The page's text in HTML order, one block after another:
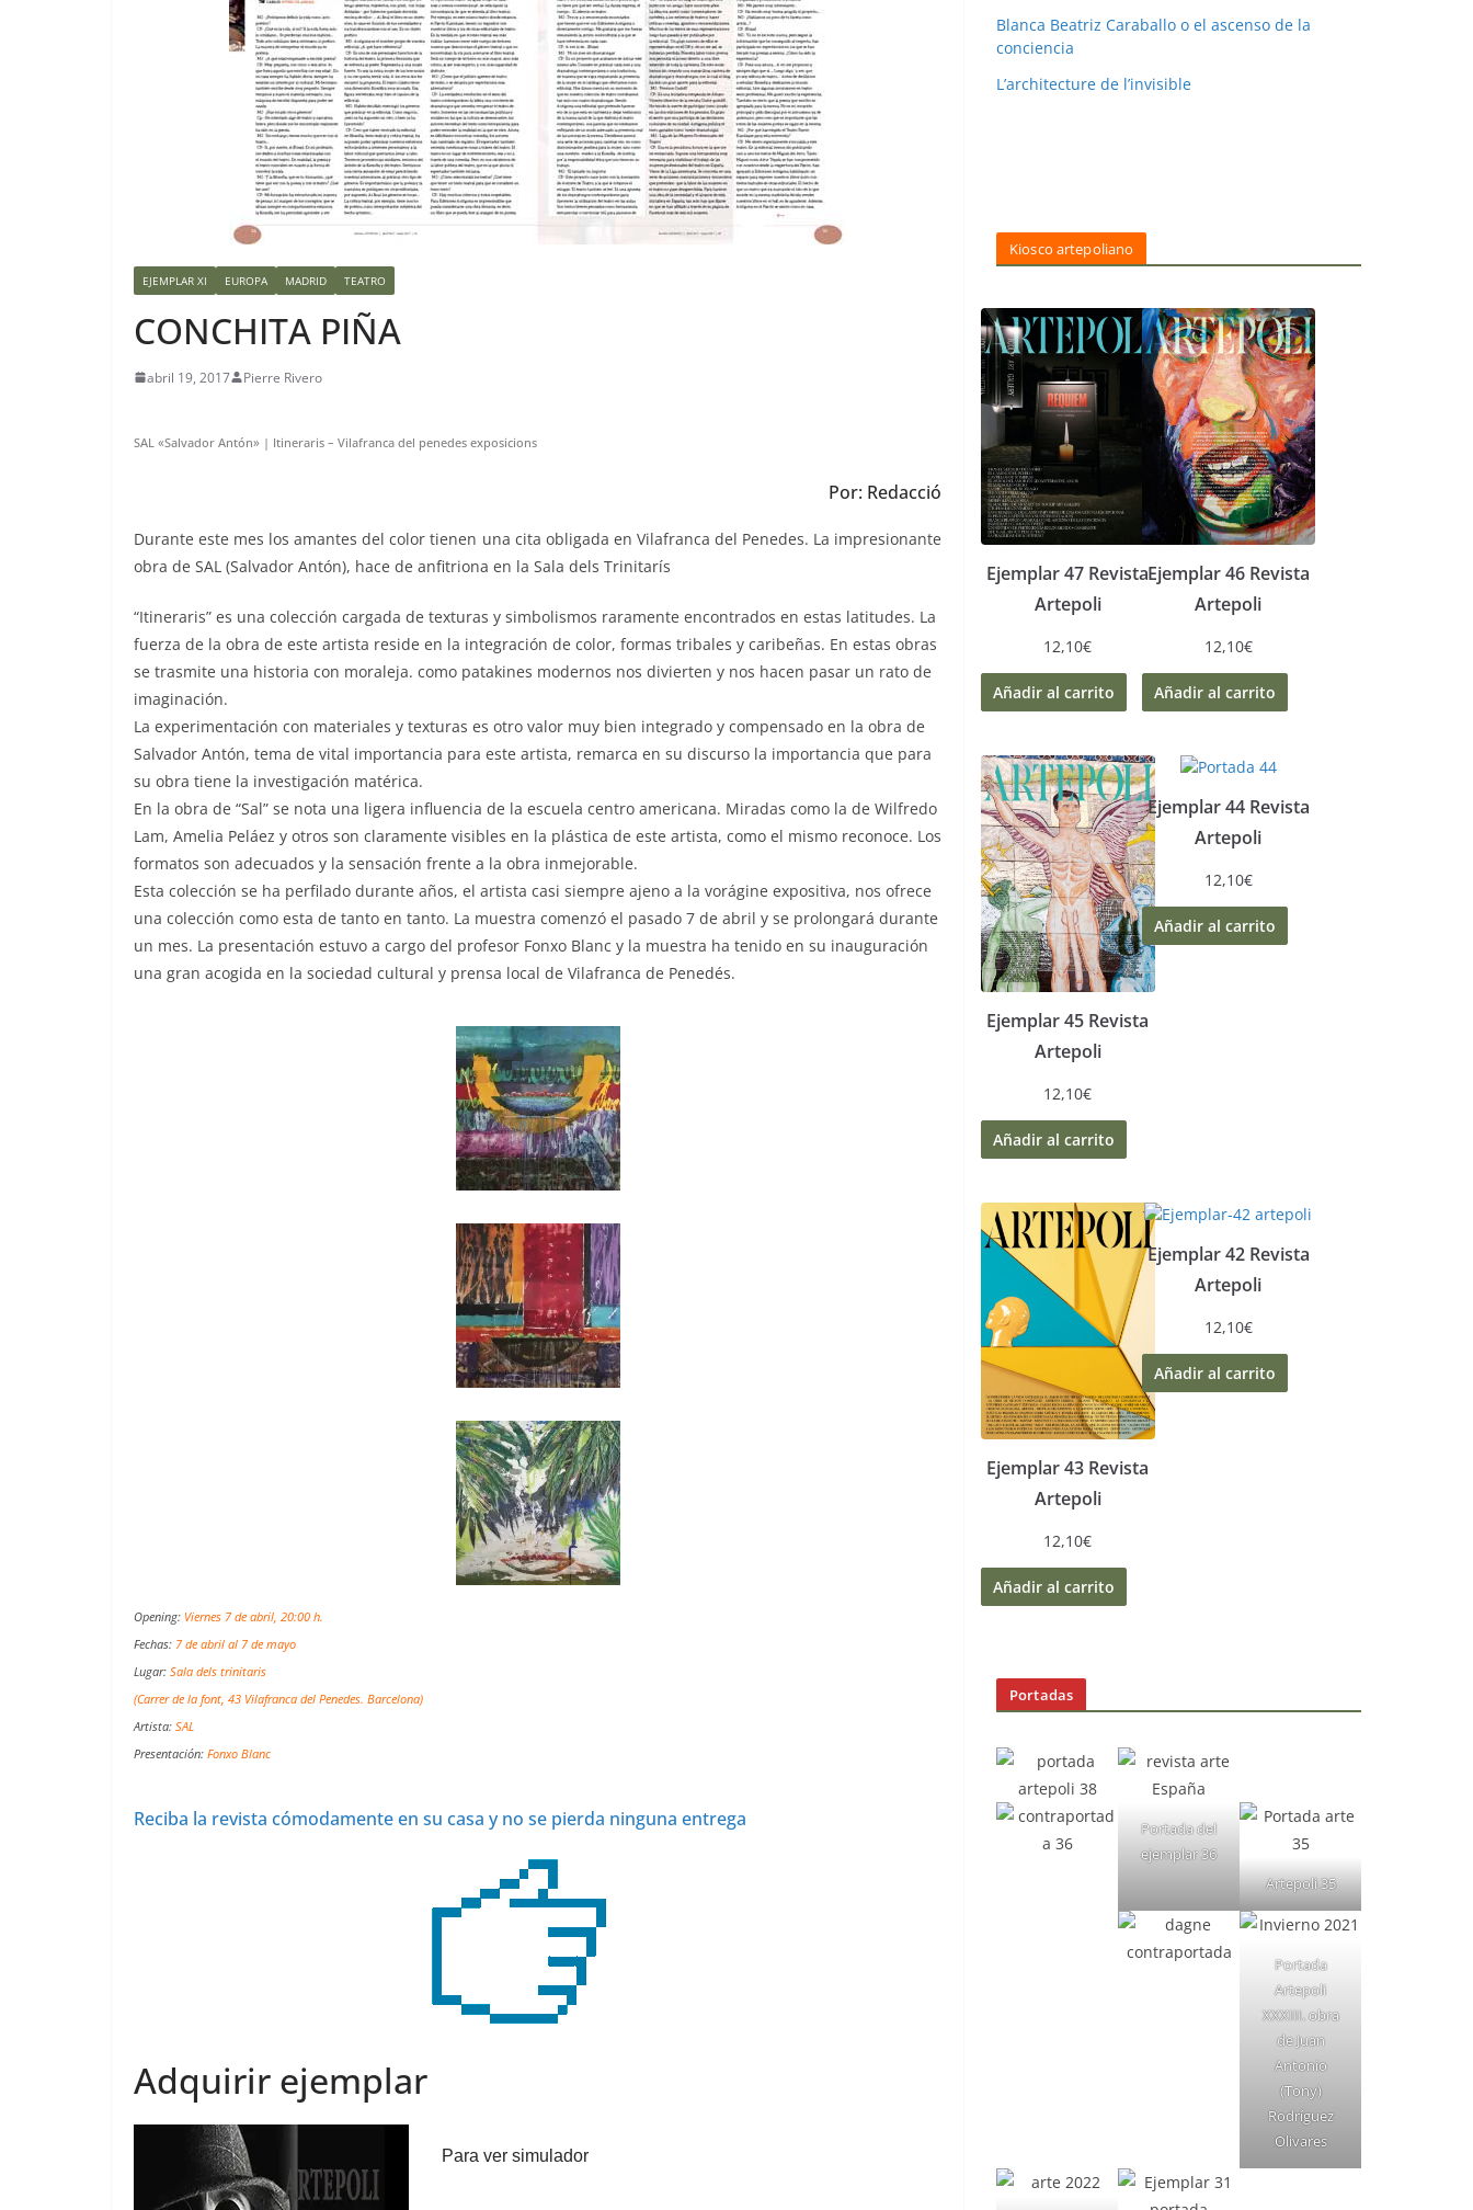
EJEMPLAR XI EUROPA MADRID TEATRO
CONCHITA PIÑA
abril 19, 2017 Pierre Rivero
SAL «Salvador Antón» | Itineraris – Vilafranca del penedes exposicions
Por: Redacció
Durante este mes los amantes del color tienen una cita obligada en Vilafranca del Penedes. La impresionante
obra de SAL (Salvador Antón), hace de anfitriona en la Sala dels Trinitarís
“Itineraris” es una colección cargada de texturas y simbolismos raramente encontrados en estas latitudes. La
fuerza de la obra de este artista reside en la integración de color, formas tribales y caribeñas. En estas obras
se trasmite una historia con moraleja. como patakines modernos nos divierten y nos hacen pasar un rato de
imaginación.
La experimentación con materiales y texturas es otro valor muy bien integrado y compensado en la obra de
Salvador Antón, tema de vital importancia para este artista, remarca en su discurso la importancia que para
su obra tiene la investigación matérica.
En la obra de “Sal” se nota una ligera influencia de la escuela centro americana. Miradas como la de Wilfredo
Lam, Amelia Peláez y otros son claramente visibles en la plástica de este artista, como el mismo reconoce. Los
formatos son adecuados y la sensación frente a la obra inmejorable.
Esta colección se ha perfilado durante años, el artista casi siempre ajeno a la vorágine expositiva, nos ofrece
una colección como esta de tanto en tanto. La muestra comenzó el pasado 7 de abril y se prolongará durante
un mes. La presentación estuvo a cargo del profesor Fonxo Blanc y la muestra ha tenido en su inauguración
una gran acogida en la sociedad cultural y prensa local de Vilafranca de Penedés.
Opening: Viernes 7 de abril, 20:00 h.
Fechas: 7 de abril al 7 de mayo
Lugar: Sala dels trinitaris
(Carrer de la font, 43 Vilafranca del Penedes. Barcelona)
Artista: SAL
Presentación: Fonxo Blanc
Reciba la revista cómodamente en su casa y no se pierda ninguna entrega
Adquirir ejemplar
Para ver simulador
Blanca Beatriz Caraballo o el ascenso de la
conciencia
L’architecture de l’invisible
Kiosco artepoliano
Ejemplar 47 Revista
Artepoli
12,10€
Añadir al carrito
Ejemplar 46 Revista
Artepoli
12,10€
Añadir al carrito
Ejemplar 45 Revista
Artepoli
12,10€
Añadir al carrito
Ejemplar 44 Revista
Artepoli
12,10€
Añadir al carrito
Ejemplar 43 Revista
Artepoli
12,10€
Añadir al carrito
Ejemplar 42 Revista
Artepoli
12,10€
Añadir al carrito
Portadas
Portada del
ejemplar 36
Artepoli 35
Portada
Artepoli
XXXIII. obra
de Juan
Antonio
(Tony)
Rodríguez
Olivares